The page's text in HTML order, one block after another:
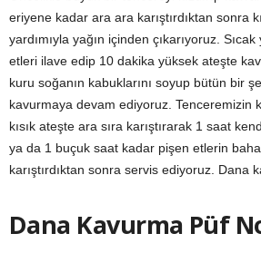
eriyene kadar ara ara karıştırdıktan sonra
yardımıyla yağın içinden çıkarıyoruz.
etleri ilave edip 10 dakika yüksek ateşte
kuru soğanın kabuklarını soyup bütün bir
kavurmaya devam ediyoruz. Tenceremizin
kısık ateşte ara sıra karıştırarak 1 saat
ya da 1 buçuk saat kadar pişen etlerin
karıştırdıktan sonra servis ediyoruz. Dana
Dana Kavurma Püf